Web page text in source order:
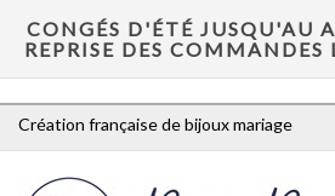
CONGÉS D'ÉTÉ JUSQU'AU
REPRISE DES
Création française de bijoux mariage